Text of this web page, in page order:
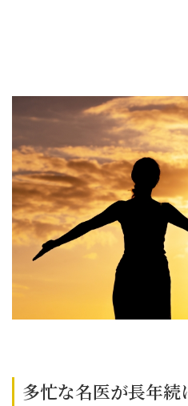
多忙な名医が長年続